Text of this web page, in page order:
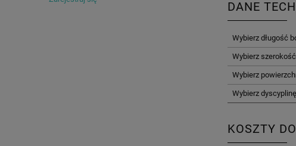
DANE
Wybierz długość
Wybierz
Wybierz
Wybierz dyscyplinę
KOSZTY